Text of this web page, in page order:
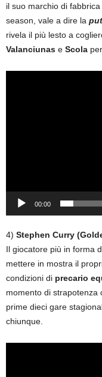
il suo marchio di
season, vale a dire la
rivela il più lesto a
Valanciunas e Scola
00:00
4) Stephen Curry
Il giocatore più in forma
mettere in mostra il
condizioni di precario
momento di strapotenza
prime dieci gare
chiunque.